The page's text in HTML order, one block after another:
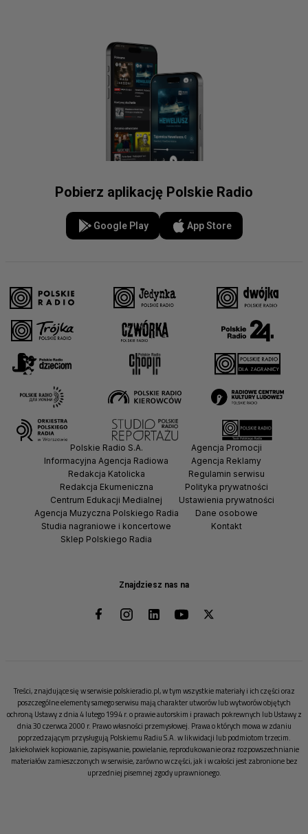
Pobierz aplikację Polskie Radio
Google Play App Store
Znajdziesz nas na
Polskie Radio S.A.
Informacyjna Agencja Radiowa
Redakcja Katolicka
Redakcja Ekumeniczna
Centrum Edukacji Medialnej
Agencja Muzyczna Polskiego Radia
Studia nagraniowe i koncertowe
Sklep Polskiego Radia
Agencja Promocji
Agencja Reklamy
Regulamin serwisu
Polityka prywatności
Ustawienia prywatności
Dane osobowe
Kontakt
Treści, znajdujące się w serwisie polskieradio.pl, w tym wszystkie materiały i ich części oraz
poszczególne elementy samego serwisu mają charakter utworów lub wytworów objętych
ochroną Ustawy z dnia 4 lutego 1994 r. o prawie autorskim i prawach pokrewnych lub Ustawy z
dnia 30 czerwca 2000 r. Prawo własności przemysłowej. Prawa o których mowa w zdaniu
poprzedzającym przysługują Polskiemu Radiu S.A. w likwidacji lub podmiotom trzecim.
Jakiekolwiek kopiowanie, zapisywanie, powielanie, reprodukowanie oraz rozpowszechnianie
materiałów zamieszczonych w serwisie, zarówno w części, jak i w całości jest zabronione bez
uprzedniej pisemnej zgody uprawnionego.